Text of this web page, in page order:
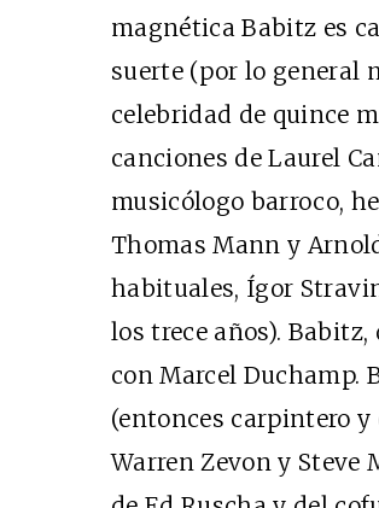
magnética Babitz es
suerte (por lo general
celebridad de quince
canciones de Laurel
musicólogo barroco,
Thomas Mann y
habituales, Ígor
los trece años).
con Marcel Duchamp.
(entonces carpintero
Warren Zevon y
Cine
EDICIÓN
SUSCRÍBETE